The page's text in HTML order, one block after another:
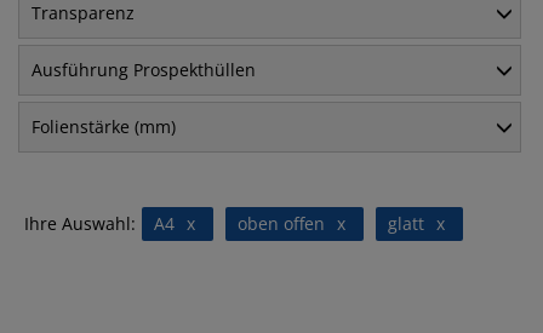
Transparenz
Ausführung Prospekthüllen
Folienstärke (mm)
Ihre Auswahl: x
A4 x
oben offen x
glatt